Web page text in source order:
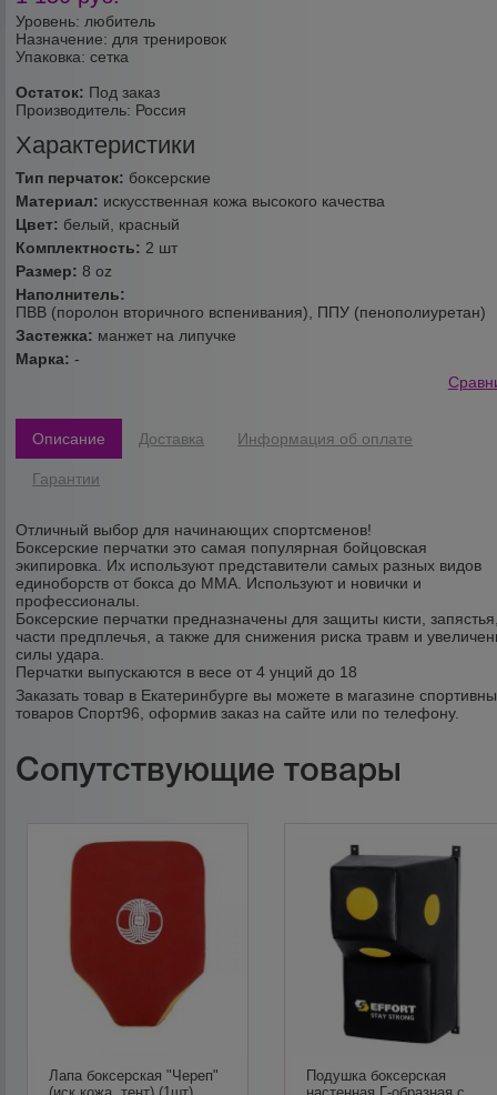
Уровень: любитель
Назначение: для тренировок
Упаковка: сетка
Остаток: Под заказ
Производитель: Россия
Характеристики
Тип перчаток: боксерские
Материал: искусственная кожа высокого качества
Цвет: белый, красный
Комплектность: 2 шт
Размер:8 oz
Наполнитель:
ПВВ (поролон вторичного вспенивания), ППУ (пенополиуретан)
Застежка: манжет на липучке
Марка:-
Описание Доставка Информация об оплате
Гарантии
Отличный выбор для начинающих спортсменов!
Боксерские перчатки это самая популярная бойцовская
экипировка. Их используют представители самых разных видов
единоборств от бокса до ММА. Используют и новички и
профессионалы.
Боксерские перчатки предназначены для защиты кисти,
части предплечья, а также для снижения риска травм и
силы удара.
Перчатки выпускаются в весе от 4 унций до 18
Заказать товар в Екатеринбурге вы можете в магазине
товаров Спорт96, оформив заказ на сайте или по телефону.
Сопутствующие товары
Лапа боксерская "Череп"
Подушка боксерская